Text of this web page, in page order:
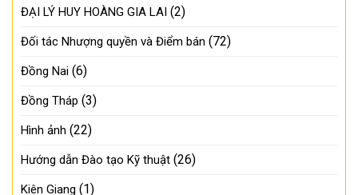
ĐẠI LÝ HUY HOÀNG GIA LAI (2)
Đối tác Nhượng quyền và Điểm bán (72)
Đồng Nai (6)
Đồng Tháp (3)
Hình ảnh (22)
Hướng dẫn Đào tạo Kỹ thuật (26)
Kiên Giang (1)